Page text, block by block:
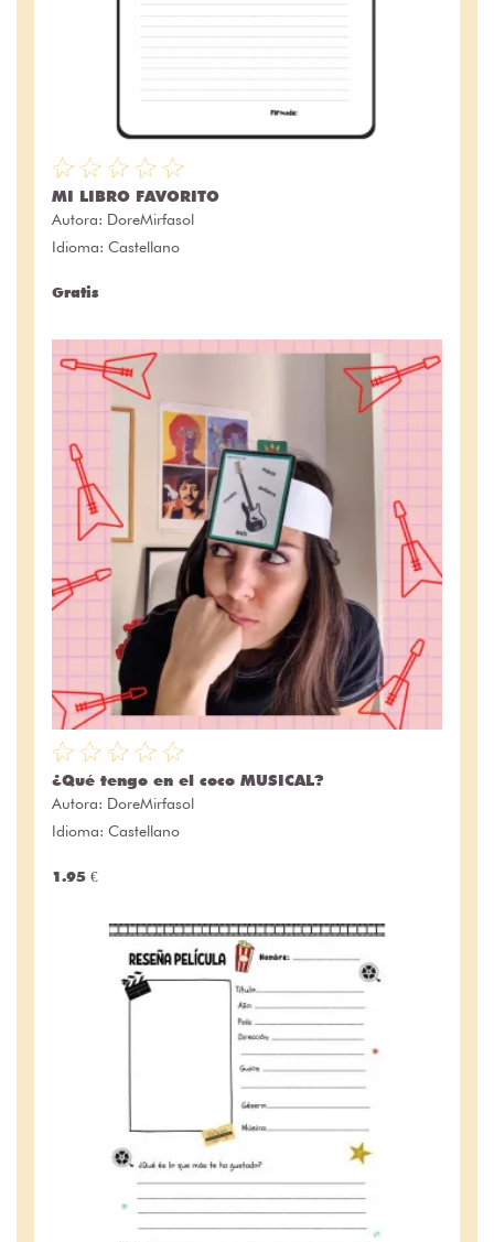
MI LIBRO FAVORITO
Autora: DoreMirfasol
Idioma: Castellano
Gratis
¿Qué tengo en el coco MUSICAL?
Autora: DoreMirfasol
Idioma: Castellano
1.95 €